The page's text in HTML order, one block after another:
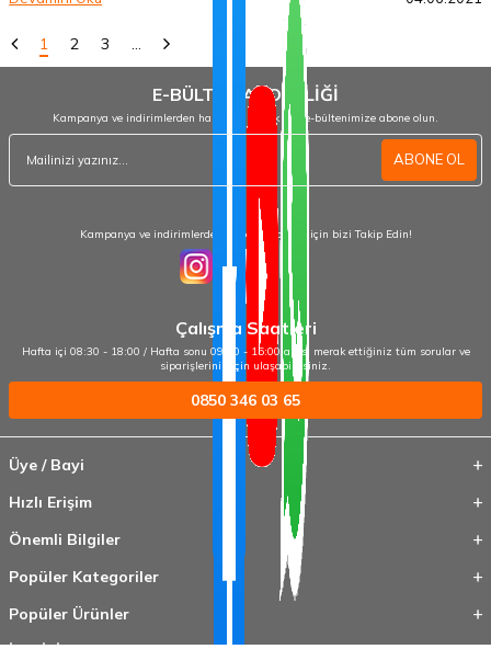
sorularınız için hem de DTF sistemlerimini sizlere daha iyi anlatabilmek
1 2 3 …
E-BÜLTEN ABONELİĞİ
Kampanya ve indirimlerden haberdar olmak için e-bültenimize abone olun.
ABONE OL
Kampanya ve indirimlerden haberdar olmak için bizi Takip Edin!
Çalışma Saatleri
Hafta içi 08:30 - 18:00 / Hafta sonu 09:00 - 15:00 arası merak ettiğiniz tüm sorular ve
siparişleriniz için ulaşabilirsiniz.
0850 346 03 65
Üye / Bayi
Hızlı Erişim
Önemli Bilgiler
Popüler Kategoriler
Popüler Ürünler